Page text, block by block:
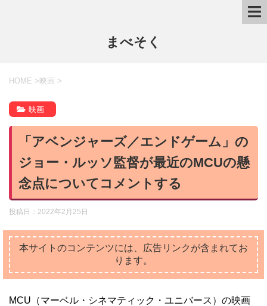
まべそく
HOME > 映画 >
映画
「アベンジャーズ／エンドゲーム」の
ジョー・ルッソ監督が最近のMCUの懸
念点についてコメントする
投稿日： 2022年2月25日
本サイトのコンテンツには、広告リンクが含まれてお
ります。
MCU（マーベル・シネマティック・ユニバース）の映画